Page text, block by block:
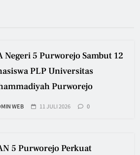
Negeri 5 Purworejo Sambut 12
PLP Universitas
Purworejo
WEB 11 JULI 2026 0
5 Purworejo Perkuat